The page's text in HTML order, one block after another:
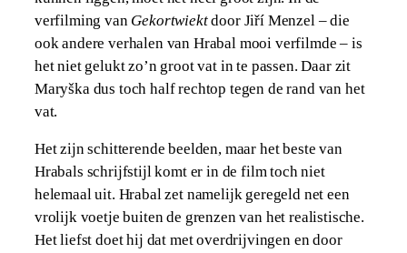
verfilming van Gekortwiektdoor Jiří Menzel – die
ook andere verhalen van Hrabal mooi verfilmde – is
het niet gelukt zo’n groot vat in te passen. Daar zit
Maryška dus toch half rechtop tegen de rand van het
vat.
Het zijn schitterende beelden, maar het beste van
Hrabals schrijfstijl komt er in de film toch niet
helemaal uit. Hrabal zet namelijk geregeld net een
vrolijk voetje buiten de grenzen van het realistische.
Het liefst doet hij dat met overdrijvingen en door